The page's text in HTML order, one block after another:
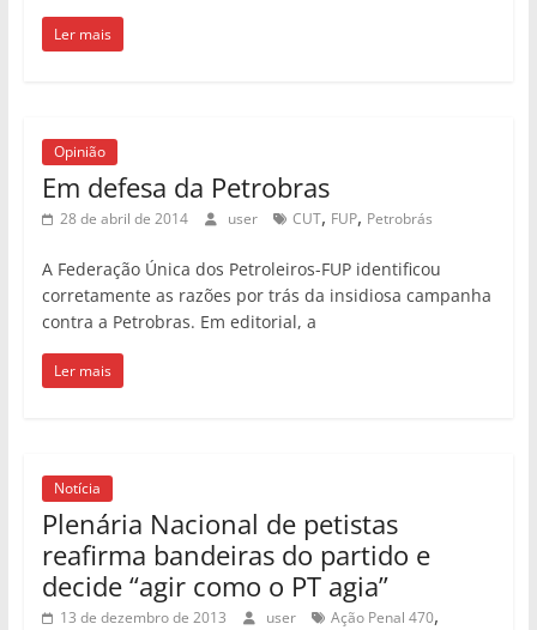
Ler mais
Opinião
Em defesa da Petrobras
28 de abril de 2014 user CUT, FUP, Petrobrás
A Federação Única dos Petroleiros-FUP identificou
corretamente as razões por trás da insidiosa campanha
contra a Petrobras. Em editorial, a
Ler mais
Notícia
Plenária Nacional de petistas
reafirma bandeiras do partido e
decide “agir como o PT agia”
13 de dezembro de 2013 user Ação Penal 470,